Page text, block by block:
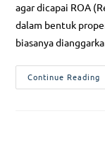
agar dicapai ROA
dalam bentuk
biasanya
Continue Reading